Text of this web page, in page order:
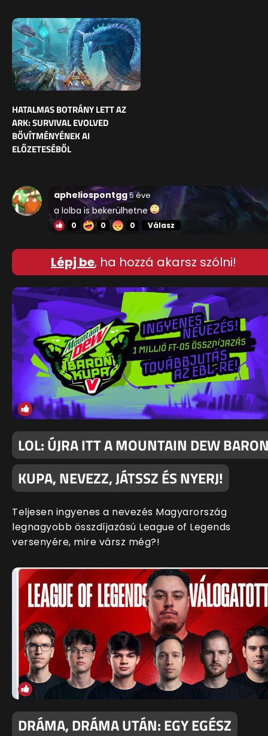
HATALMAS BOTRÁNY LETT AZ
ARK: SURVIVAL EVOLVED
BŐVÍTMÉNYÉNEK AI
ELŐZETESÉBŐL
apheliospontgg5 éve
a lolba is bekerülhetne
0 0 0 Válasz
Lépj be, ha hozzá akarsz szólni!
LOL: ÚJRA ITT A MOUNTAIN DEW
KUPA, NEVEZZ, JÁTSSZ ÉS NYERJ!
Teljesen ingyenes a nevezés Magyarország
legnagyobb összdíjazású League of Legends
versenyére, mire vársz még?!
DRÁMA, DRÁMA UTÁN: EGY EGÉSZ